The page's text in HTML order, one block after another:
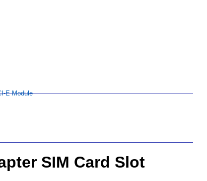
E Module
SIM Card Slot